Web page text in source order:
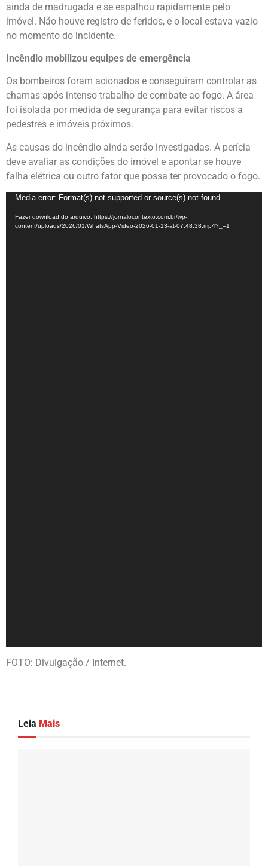
ainda de madrugada e se espalhou rapidamente pelo
imóvel. Não houve registro de feridos, e o local estava vazio
no momento do incidente.
Incêndio mobilizou equipes de emergência
Os bombeiros foram acionados e conseguiram controlar as
chamas após intenso trabalho de combate ao fogo. A área
foi isolada por medida de segurança para evitar riscos a
pedestres e imóveis próximos.
As causas do incêndio ainda serão investigadas. A perícia
deve avaliar as condições do imóvel e apontar se houve
falha elétrica ou outro fator que possa ter provocado o fogo.
Tocador
de
vídeo
Media error: Format(s) not supported or source(s) not found
Fazer download do arquivo: https://jornalocontexto.com.br/wp-
content/uploads/2026/01/WhatsApp-Video-2026-01-13-at-07.48.38.mp4?_=1
FOTO: Divulgação / Internet.
Leia Mais